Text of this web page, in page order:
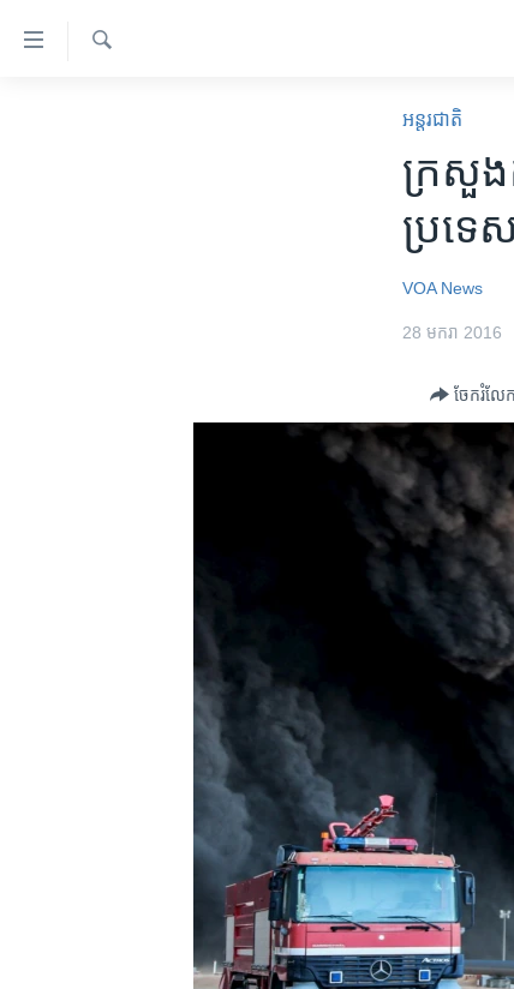
ទៅ​
អន្តរជាតិ
ក្រសួង​
ប្រទេ
VOA News
28 មករា 2016
ចែករំលែក